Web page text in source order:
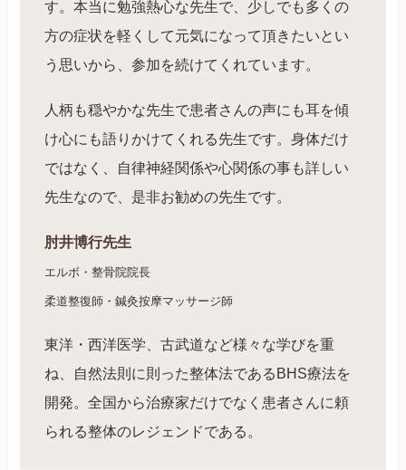
す。本当に勉強熱心な先生で、少しでも多くの
方の症状を軽くして元気になって頂きたいとい
う思いから、参加を続けてくれています。
人柄も穏やかな先生で患者さんの声にも耳を傾
け心にも語りかけてくれる先生です。身体だけ
ではなく、自律神経関係や心関係の事も詳しい
先生なので、是非お勧めの先生です。
肘井博行先生
エルボ・整骨院院長
柔道整復師・鍼灸按摩マッサージ師
東洋・西洋医学、古武道など様々な学びを重
ね、自然法則に則った整体法であるBHS療法を
開発。全国から治療家だけでなく患者さんに頼
られる整体のレジェンドである。